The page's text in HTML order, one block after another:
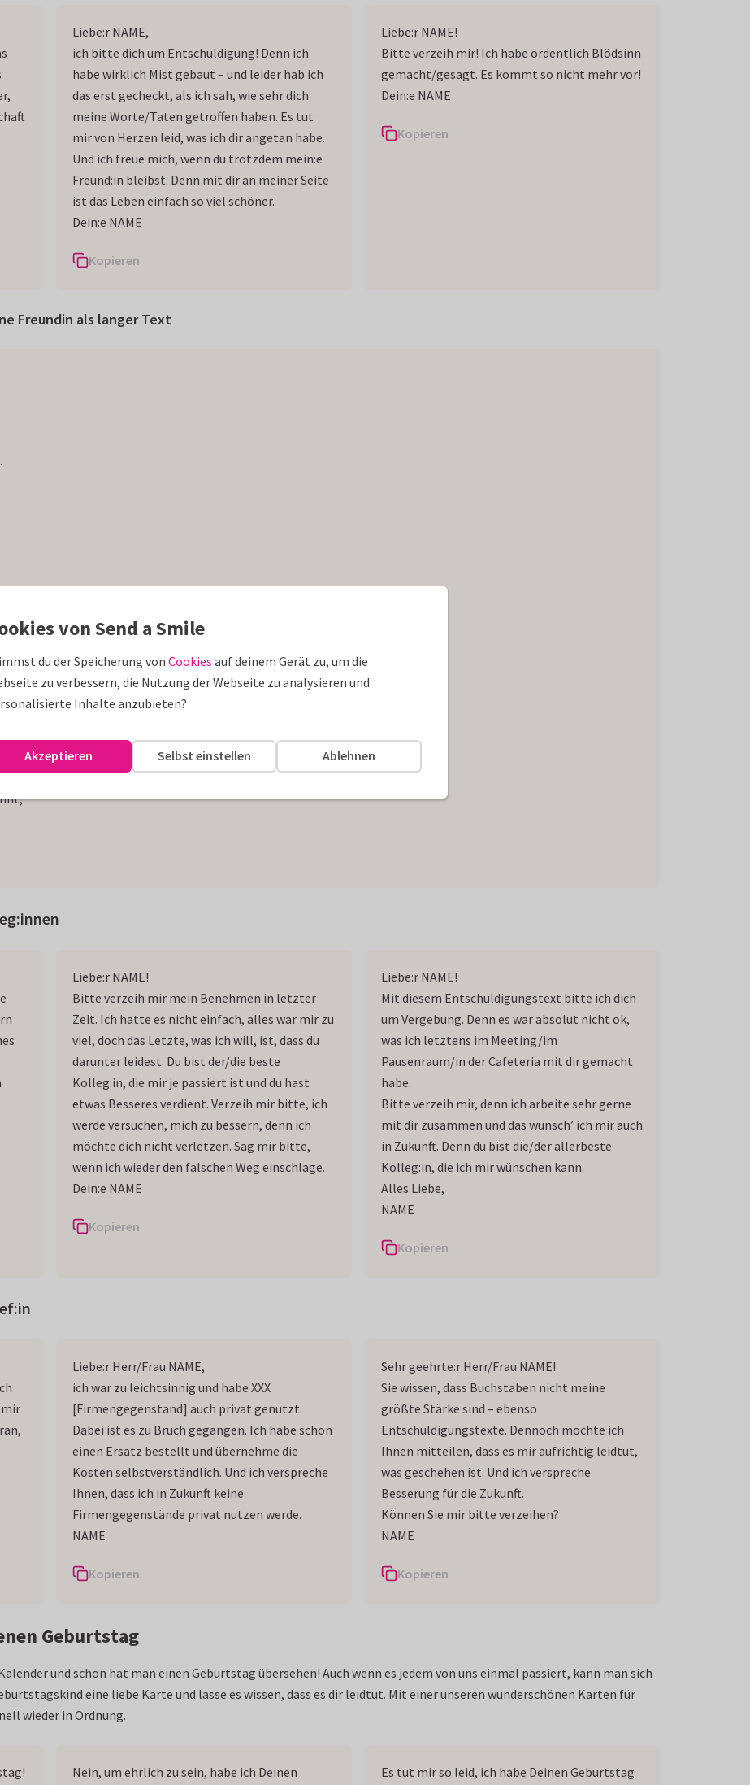
Liebe:r NAME,
ich bitte dich um Entschuldigung! Denn ich
habe wirklich Mist gebaut – und leider hab ich
das erst gecheckt, als ich sah, wie sehr dich
meine Worte/Taten getroffen haben. Es tut
mir von Herzen leid, was ich dir angetan habe.
Und ich freue mich, wenn du trotzdem mein:e
Freund:in bleibst. Denn mit dir an meiner Seite
ist das Leben einfach so viel schöner.
Dein:e NAME
Kopieren
Liebe:r NAME!
Bitte verzeih mir! Ich habe ordentlich Blödsinn
gemacht/gesagt. Es kommt so nicht mehr vor!
Dein:e NAME
Kopieren
Freundin als langer Text
Liebe:r NAME!
Bitte verzeih mir mein Benehmen in letzter
Zeit. Ich hatte es nicht einfach, alles war mir zu
viel, doch das Letzte, was ich will, ist, dass du
darunter leidest. Du bist der/die beste
Kolleg:in, die mir je passiert ist und du hast
etwas Besseres verdient. Verzeih mir bitte, ich
werde versuchen, mich zu bessern, denn ich
möchte dich nicht verletzen. Sag mir bitte,
wenn ich wieder den falschen Weg einschlage.
Dein:e NAME
Kopieren
Liebe:r NAME!
Mit diesem Entschuldigungstext bitte ich dich
um Vergebung. Denn es war absolut nicht ok,
was ich letztens im Meeting/im
Pausenraum/in der Cafeteria mit dir gemacht
habe.
Bitte verzeih mir, denn ich arbeite sehr gerne
mit dir zusammen und das wünsch’ ich mir auch
in Zukunft. Denn du bist die/der allerbeste
Kolleg:in, die ich mir wünschen kann.
Alles Liebe,
NAME
Kopieren
mir
Liebe:r Herr/Frau NAME,
ich war zu leichtsinnig und habe XXX
[Firmengegenstand] auch privat genutzt.
Dabei ist es zu Bruch gegangen. Ich habe schon
einen Ersatz bestellt und übernehme die
Kosten selbstverständlich. Und ich verspreche
Ihnen, dass ich in Zukunft keine
Firmengegenstände privat nutzen werde.
NAME
Kopieren
Sehr geehrte:r Herr/Frau NAME!
Sie wissen, dass Buchstaben nicht meine
größte Stärke sind – ebenso
Entschuldigungstexte. Dennoch möchte ich
Ihnen mitteilen, dass es mir aufrichtig leidtut,
was geschehen ist. Und ich verspreche
Besserung für die Zukunft.
Können Sie mir bitte verzeihen?
NAME
Kopieren
Geburtstag
und schon hat man einen Geburtstag übersehen! Auch wenn es jedem von uns einmal passiert, kann man sich
eine liebe Karte und lasse es wissen, dass es dir leidtut. Mit einer unseren wunderschönen Karten für
wieder in Ordnung.
Nein, um ehrlich zu sein, habe ich Deinen Es tut mir so leid, ich habe Deinen Geburtstag
von Send a Smile
du der Speicherung vonCookies auf deinem Gerät zu, um die
zu verbessern, die Nutzung der Webseite zu analysieren und
Inhalte anzubieten?
Ablehnen
Selbst einstellen
Akzeptieren